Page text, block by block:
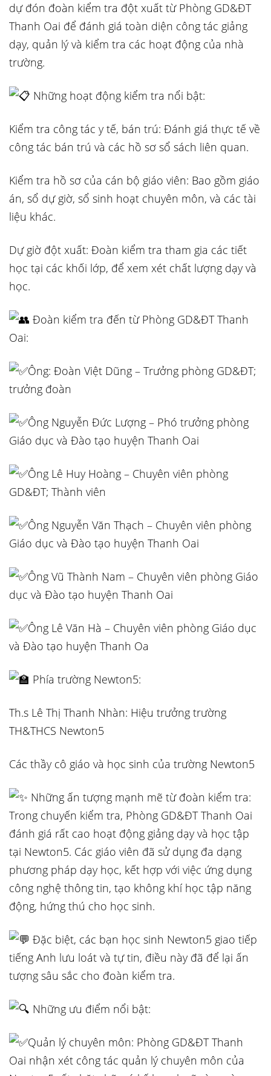
dự đón đoàn kiểm tra đột xuất từ Phòng GD&ĐT
Thanh Oai để đánh giá toàn diện công tác giảng
dạy, quản lý và kiểm tra các hoạt động của nhà
trường.
Những hoạt động kiểm tra nổi bật:
Kiểm tra công tác y tế, bán trú: Đánh giá thực tế về
công tác bán trú và các hồ sơ sổ sách liên quan.
Kiểm tra hồ sơ của cán bộ giáo viên: Bao gồm giáo
án, sổ dự giờ, sổ sinh hoạt chuyên môn, và các tài
liệu khác.
Dự giờ đột xuất: Đoàn kiểm tra tham gia các tiết
học tại các khối lớp, để xem xét chất lượng dạy và
học.
Đoàn kiểm tra đến từ Phòng GD&ĐT Thanh
Oai:
Ông: Đoàn Việt Dũng – Trưởng phòng GD&ĐT;
trưởng đoàn
Ông Nguyễn Đức Lượng – Phó trưởng phòng
Giáo dục và Đào tạo huyện Thanh Oai
Ông Lê Huy Hoàng – Chuyên viên phòng
GD&ĐT; Thành viên
Ông Nguyễn Văn Thạch – Chuyên viên phòng
Giáo dục và Đào tạo huyện Thanh Oai
Ông Vũ Thành Nam – Chuyên viên phòng Giáo
dục và Đào tạo huyện Thanh Oai
Ông Lê Văn Hà – Chuyên viên phòng Giáo dục
và Đào tạo huyện Thanh Oa
Phía trường Newton5:
Th.s Lê Thị Thanh Nhàn: Hiệu trưởng trường
TH&THCS Newton5
Các thầy cô giáo và học sinh của trường Newton5
Những ấn tượng mạnh mẽ từ đoàn kiểm tra:
Trong chuyến kiểm tra, Phòng GD&ĐT Thanh Oai
đánh giá rất cao hoạt động giảng dạy và học tập
tại Newton5. Các giáo viên đã sử dụng đa dạng
phương pháp dạy học, kết hợp với việc ứng dụng
công nghệ thông tin, tạo không khí học tập năng
động, hứng thú cho học sinh.
Đặc biệt, các bạn học sinh Newton5 giao tiếp
tiếng Anh lưu loát và tự tin, điều này đã để lại ấn
tượng sâu sắc cho đoàn kiểm tra.
Những ưu điểm nổi bật:
Quản lý chuyên môn: Phòng GD&ĐT Thanh
Oai nhận xét công tác quản lý chuyên môn của